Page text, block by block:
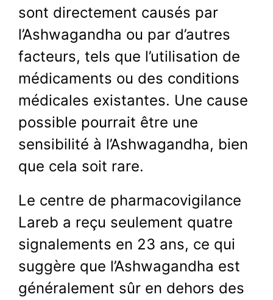
sont directement causés par
l’Ashwagandha ou par d’autres
facteurs, tels que l’utilisation de
médicaments ou des conditions
médicales existantes. Une cause
possible pourrait être une
sensibilité à l’Ashwagandha, bien
que cela soit rare.
Le centre de pharmacovigilance
Lareb a reçu seulement quatre
signalements en 23 ans, ce qui
suggère que l’Ashwagandha est
généralement sûr en dehors des